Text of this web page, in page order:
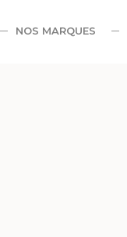
NOS MARQUES